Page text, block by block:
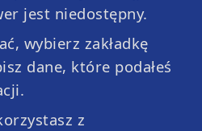
jest niedostępny.
wybierz zakładkę
dane, które podałeś
z